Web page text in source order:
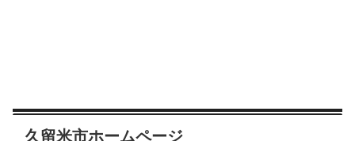
久留米市ホームページ